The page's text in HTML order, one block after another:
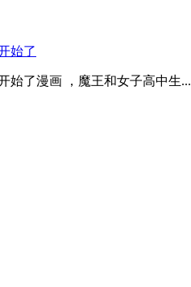
始了
始了漫画 ，魔王和女子高中生...